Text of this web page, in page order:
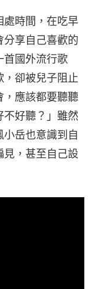
處時間，在吃早
分享自己喜歡的
首國外流行歌
，卻被兒子阻止
，應該都要聽聽
好聽？」雖然
岳也意識到自
見，甚至自己設